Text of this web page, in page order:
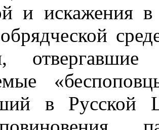
и искажения
в Русской